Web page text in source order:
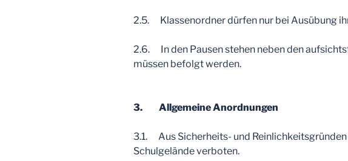
2.5. Klassenordner dürfen nur bei Ausübung
2.6. In den Pausen stehen neben den
müssen befolgt werden.
3. Allgemeine Anordnungen
3.1. Aus Sicherheits- und
Schulgelände verboten.